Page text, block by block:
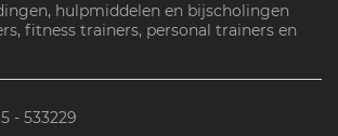
hulpmiddelen en bijscholingen
fitness trainers, personal trainers en
- 533229